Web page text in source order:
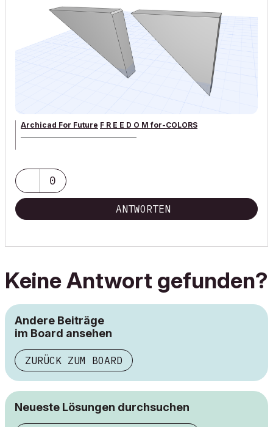
Archicad For Future F R E E D O M for-COLORS
0
ANTWORTEN
Keine Antwort gefunden?
Andere Beiträge
im Board ansehen
ZURÜCK ZUM BOARD
Neueste Lösungen durchsuchen